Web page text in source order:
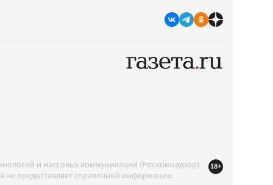
и массовых коммуникаций (Роскомнадзор)
не предоставляет справочной информации.
18+